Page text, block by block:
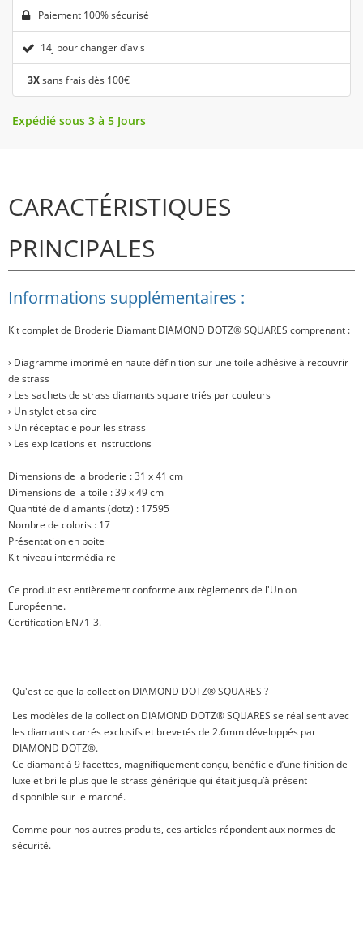
Paiement 100% sécurisé
14j pour changer d’avis
3Xsans frais dès 100€
Expédié sous 3 à 5 Jours
CARACTÉRISTIQUES
PRINCIPALES
Informations supplémentaires :
Kit complet de Broderie Diamant DIAMOND DOTZ® SQUARES comprenant :
› Diagramme imprimé en haute définition sur une toile adhésive à recouvrir
de strass
› Les sachets de strass diamants square triés par couleurs
› Un stylet et sa cire
› Un réceptacle pour les strass
› Les explications et instructions
Dimensions de la broderie : 31 x 41 cm
Dimensions de la toile : 39 x 49 cm
Quantité de diamants (dotz) : 17595
Nombre de coloris : 17
Présentation en boite
Kit niveau intermédiaire
Ce produit est entièrement conforme aux règlements de l'Union
Européenne.
Certification EN71-3.
Qu'est ce que la collection DIAMOND DOTZ® SQUARES ?
Les modèles de la collection DIAMOND DOTZ® SQUARES se réalisent avec
les diamants carrés exclusifs et brevetés de 2.6mm développés par
DIAMOND DOTZ®.
Ce diamant à 9 facettes, magnifiquement conçu, bénéficie d’une finition de
luxe et brille plus que le strass générique qui était jusqu’à présent
disponible sur le marché.
Comme pour nos autres produits, ces articles répondent aux normes de
sécurité.